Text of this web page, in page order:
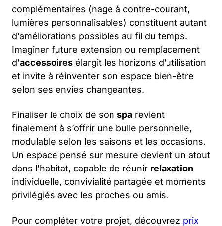
complémentaires (nage à contre-courant,
lumières personnalisables) constituent autant
d’améliorations possibles au fil du temps.
Imaginer future extension ou remplacement
d’accessoires élargit les horizons d’utilisation
et invite à réinventer son espace bien-être
selon ses envies changeantes.
Finaliser le choix de son spa revient
finalement à s’offrir une bulle personnelle,
modulable selon les saisons et les occasions.
Un espace pensé sur mesure devient un atout
dans l’habitat, capable de réunir relaxation
individuelle, convivialité partagée et moments
privilégiés avec les proches ou amis.
Pour compléter votre projet, découvrez prix